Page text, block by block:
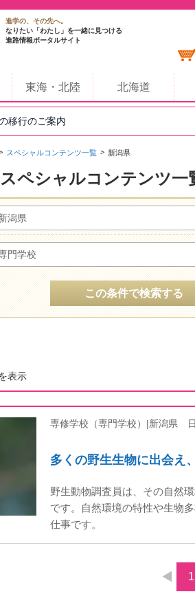
進学の、その先へ。
なりたい「わたし」を一緒に見つける
進路情報ポータルサイト
東海・北陸 北海道
移行のご案内
スペシャルコンテンツ一覧 新潟県
ペシャルコンテンツ一
潟県
門学校
この条件で検索する
表示
専修学校（専門学校）|新潟県
多くの野生生物に出会え
野生動物調査員は、その自然
です。自然環境の特性や生物
仕事です。
1